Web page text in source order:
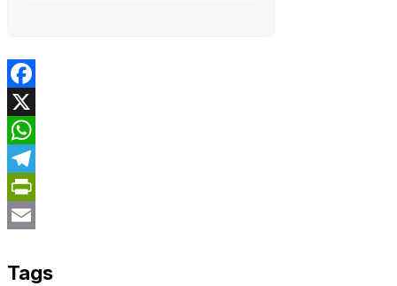
Facebook
X
WhatsApp
Telegram
PrintFriendly
Tags